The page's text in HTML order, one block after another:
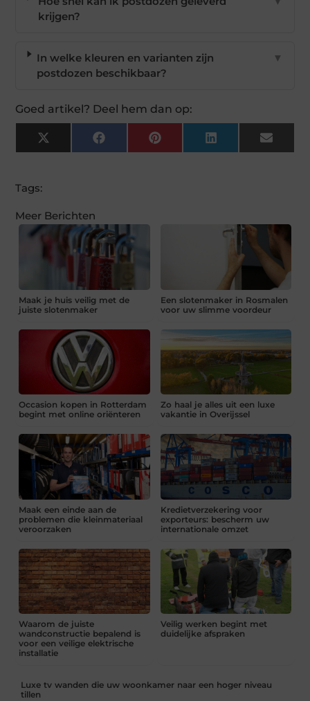
krijgen?
In welke kleuren en varianten zijn
postdozen beschikbaar?
▼
Goed artikel? Deel hem dan op:
X
(Twitter)
FacebookPinterest LinkedIn Email
Tags:
Meer Berichten
Maak je huis veilig met de
juiste slotenmaker
Een slotenmaker in Rosmalen
voor uw slimme voordeur
Occasion kopen in Rotterdam
begint met online oriënteren
Zo haal je alles uit een luxe
vakantie in Overijssel
Maak een einde aan de
problemen die kleinmateriaal
veroorzaken
Kredietverzekering voor
exporteurs: bescherm uw
internationale omzet
Waarom de juiste
wandconstructie bepalend is
voor een veilige elektrische
installatie
Veilig werken begint met
duidelijke afspraken
Luxe tv wanden die uw woonkamer naar een hoger niveau
tillen